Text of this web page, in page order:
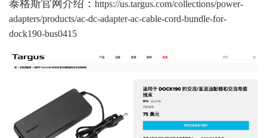
泰格斯官网介绍： https://us.targus.com/collections/power-
adapters/products/ac-dc-adapter-ac-cable-cord-bundle-for-
dock190-bus0415